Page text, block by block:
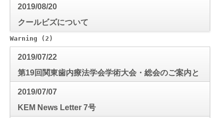
2019/08/20
クールビズについて
Warning (2)
2019/07/22
第19回関東歯内療法学会学術大会・総会のご案内と
演題募集
2019/07/07
KEM News Letter 7号